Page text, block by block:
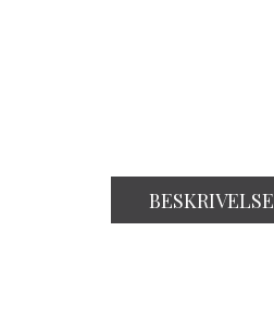
BESKRIVELSE